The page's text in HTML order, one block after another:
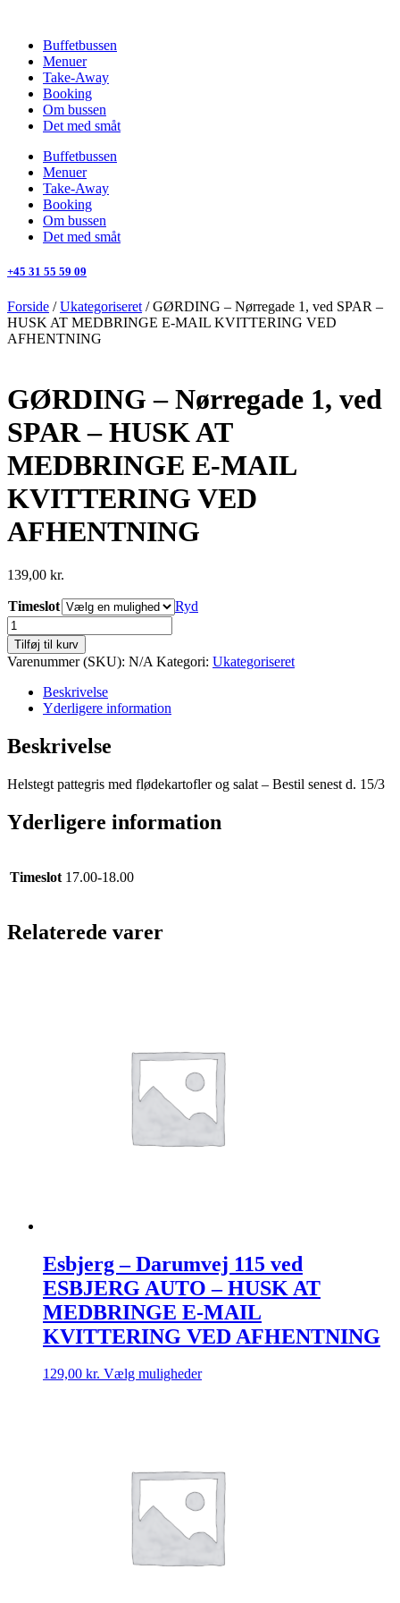
indholdBuffetbussen
Menuer
Take-Away
Booking
Om bussen
Det med småt
Buffetbussen
Menuer
Take-Away
Booking
Om bussen
Det med småt
+45 31 55 59 09
Forside /Ukategoriseret / GØRDING – Nørregade 1, ved SPAR –
HUSK AT MEDBRINGE E-MAIL KVITTERING VED
AFHENTNING
GØRDING – Nørregade 1, ved
SPAR – HUSK AT
MEDBRINGE E-MAIL
KVITTERING VED
AFHENTNING
139,00 kr.
Timeslot
Ryd
GØRDING
-
Nørregade
1,
SPAR
HUSK
AT
E-
KVITTERING
VED
Tilføj til kurv
Varenummer (SKU): N/A Kategori: Ukategoriseret
Beskrivelse
Yderligere information
Beskrivelse
Helstegt pattegris med flødekartofler og salat – Bestil senest d. 15/3
Yderligere information
Timeslot 17.00-18.00
Relaterede varer
Esbjerg – Darumvej 115 ved
ESBJERG AUTO – HUSK AT
MEDBRINGE E-MAIL
KVITTERING VED AFHENTNING
129,00 kr. Vælg mulighederDette
kan
vælges
på
varesiden